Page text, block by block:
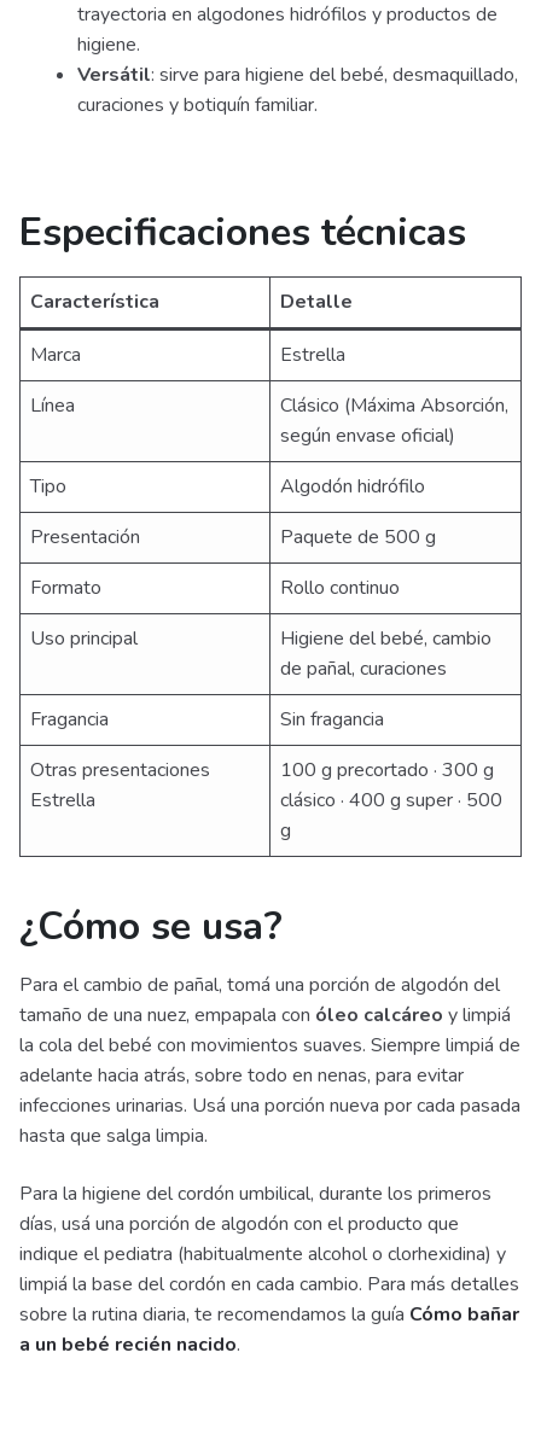
trayectoria en algodones hidrófilos y productos de
higiene.
Versátil: sirve para higiene del bebé, desmaquillado,
curaciones y botiquín familiar.
Especificaciones técnicas
Característica
Detalle
Marca
Estrella
Línea
Clásico (Máxima Absorción,
según envase oficial)
Tipo
Algodón hidrófilo
Presentación
Paquete de 500 g
Formato
Rollo continuo
Uso principal
Higiene del bebé, cambio
de pañal, curaciones
Fragancia
Sin fragancia
Otras presentaciones
Estrella
100 g precortado · 300 g
clásico · 400 g super · 500
g
¿Cómo se usa?
Para el cambio de pañal, tomá una porción de algodón del
tamaño de una nuez, empapala con óleo calcáreo y limpiá
la cola del bebé con movimientos suaves. Siempre limpiá de
adelante hacia atrás, sobre todo en nenas, para evitar
infecciones urinarias. Usá una porción nueva por cada pasada
hasta que salga limpia.
Para la higiene del cordón umbilical, durante los primeros
días, usá una porción de algodón con el producto que
indique el pediatra (habitualmente alcohol o clorhexidina) y
limpiá la base del cordón en cada cambio. Para más detalles
sobre la rutina diaria, te recomendamos la guía Cómo bañar
a un bebé recién nacido.